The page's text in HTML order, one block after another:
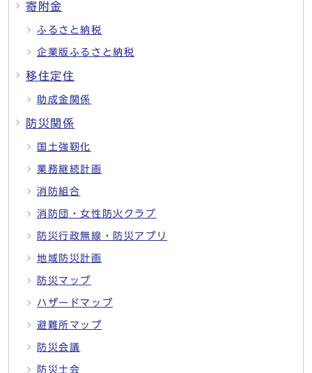
寄附金
ふるさと納税
企業版ふるさと納税
移住定住
助成金関係
防災関係
国土強靭化
業務継続計画
消防組合
消防団・女性防火クラブ
防災行政無線・防災アプリ
地域防災計画
防災マップ
ハザードマップ
避難所マップ
防災会議
防災士会